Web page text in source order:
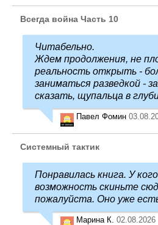
Всегда война Часть 10
Читабельно.
Ждем продолжения, не
реальность открыть -
заниматься разведкой -
сказать, щупальца в
Павел Фомин
Системный тактик
Понравилась книга. У
возможность скиньте
пожалуйста. Оно уже
Марина К. 02.08.2026